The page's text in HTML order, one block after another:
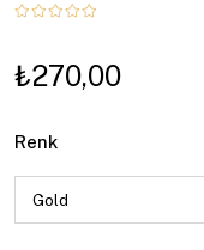
₺270,00
Renk